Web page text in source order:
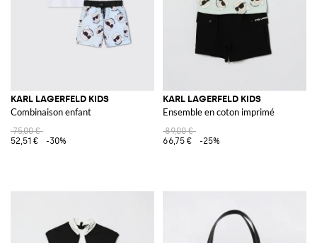
KARL LAGERFELD KIDS
Combinaison enfant
75,00 €
52,51 €
-30%
KARL LAGERFELD KIDS
Ensemble en coton imprimé
89,00 €
66,75 €
-25%